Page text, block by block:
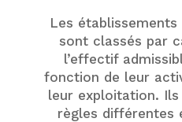
Les
sont classés par
l’effectif
fonction de leur
leur exploitation.
règles différentes